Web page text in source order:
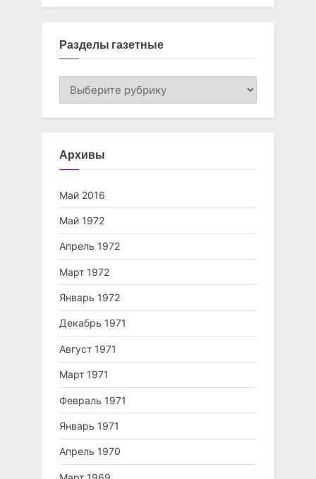
Разделы газетные
Разделы
Архивы
Май 2016
Май 1972
Апрель 1972
Март 1972
Январь 1972
Декабрь 1971
Август 1971
Март 1971
Февраль 1971
Январь 1971
Апрель 1970